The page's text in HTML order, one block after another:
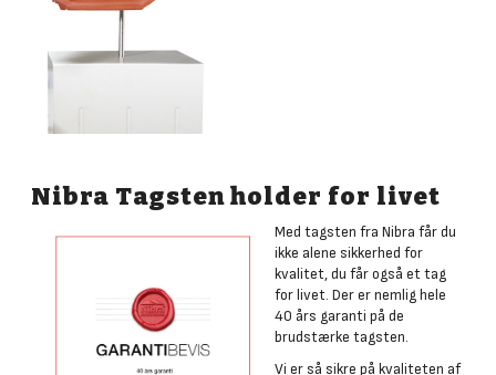
Nibra Tagsten holder for livet
Med tagsten fra Nibra får du
ikke alene sikkerhed for
kvalitet, du får også et tag
for livet. Der er nemlig hele
40 års garanti på de
brudstærke tagsten.
Vi er så sikre på kvaliteten af